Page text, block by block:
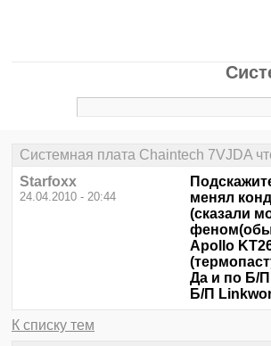
Системная плата Chaintech 7VJDA
Starfoxx
24.04.2010 - 20:44
менял
(сказали
Apollo
Да и по Б/П
Б/П
К списку тем